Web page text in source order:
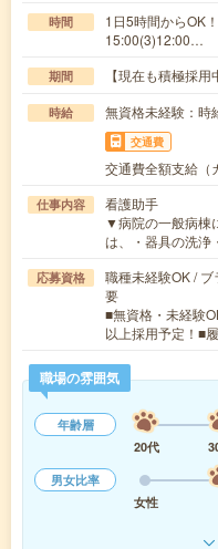
時間
1日5時間からOK
15:00(3)12:00…
期間 【現在も積極採
時給 無資格未経験：
交通費
交通費全額支給（
仕事内容
看護助手
▼病院の一般病棟
は、・器具の洗
応募資格
職種未経験OK /
要
■無資格・未経験
以上採用予定！■
職場の雰囲気
年齢層
20代
男女比率
女性